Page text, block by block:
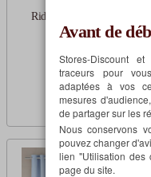
Rideau occultant uni noir
Sur mesure
à partir de 24,29€
Avant de
Stores-Discount
traceurs pour
adaptées à vos
mesures
de partager sur les
Nous conservons
pouvez changer
lien "Utilisation des
page du site.